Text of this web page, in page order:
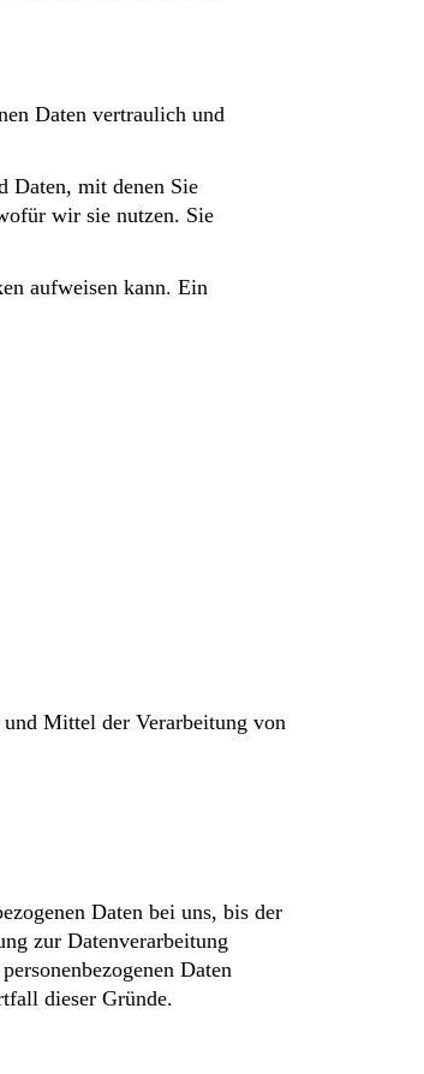
Daten vertraulich und
Daten, mit denen Sie
wir sie nutzen. Sie
aufweisen kann. Ein
Mittel der Verarbeitung von
Daten bei uns, bis der
zur Datenverarbeitung
Daten
dieser Gründe.